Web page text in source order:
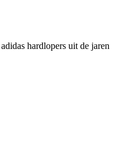
hardlopers uit de jaren